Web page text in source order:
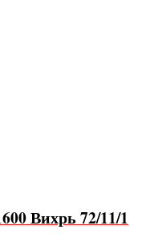
Вихрь 72/11/1